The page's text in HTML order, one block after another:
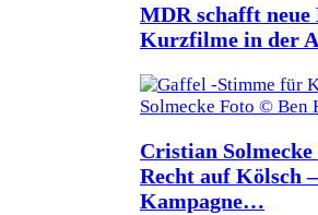
MDR schafft
Kurzfilme in der
Cristian
Recht auf Kölsch
Kampagne…